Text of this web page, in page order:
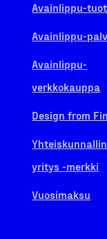
Avainlippu-
Avainlippu-
Avainlippu-
verkkokauppa
Design from
yritys -merkki
Vuosimaksu